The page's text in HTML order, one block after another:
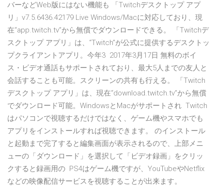
バーなどWeb版にはない機能も 「Twitchデスクトップ アプ
リ」v7.5.6436.42179 Live Windows/Macに対応しており、現
在“app.twitch.tv”から無償でダウンロードできる。 「Twitchデ
スクトップ アプリ」は、“Twitch”が公式に提供するデスクトッ
プクライアントアプリ。今年3 2017年3月17日 無料のボイ
ス・ビデオ通話もサポートされており、最大5人までの友人と
会話することも可能。スクリーンの共有も行える。 「Twitch
デスクトップ アプリ」は、現在“download.twitch.tv”から無償
でダウンロード可能。WindowsとMacがサポートされ Twitch
はパソコンで視聴するだけではなく、ゲーム機やスマホでも
アプリをインストールすれば視聴できます。 のインストール
と起動まで完了すると編集画面が表示されるので、上部メニ
ューの「ダウンロード」を選択して「ビデオ録画」をクリッ
クすると録画用の PS4はゲーム機ですが、YouTubeやNetflix
などの映像配信サービスを視聴することが出来ます。